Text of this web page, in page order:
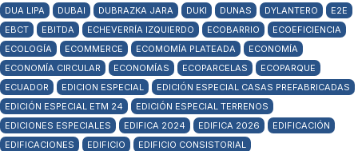
DUA LIPA
DUBAI DUBRAZKA JARA DUKI DUNAS DYLANTERO
E2E
EBCT
EBITDA ECHEVERRÍA IZQUIERDO ECOBARRIO
ECOEFICIENCIA
ECOLOGÍA
ECOMMERCE ECOMOMÍA PLATEADA
ECONOMÍA
ECONOMÍA CIRCULAR
ECONOMÍAS ECOPARCELAS
ECOPARQUE
ECUADOR
EDICION ESPECIAL
EDICIÓN ESPECIAL CASAS PREFABRICADAS
EDICIÓN ESPECIAL ETM 24
EDICIÓN ESPECIAL TERRENOS
EDICIONES ESPECIALES
EDIFICA 2024 EDIFICA 2026
EDIFICACIÓN
EDIFICACIONES
EDIFICIO
EDIFICIO CONSISTORIAL